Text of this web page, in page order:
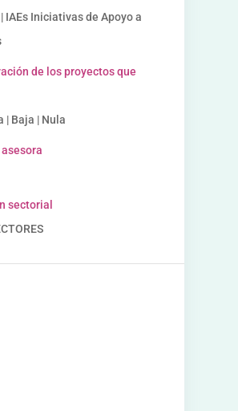
| IAEs Iniciativas de Apoyo a
de los proyectos que
| Baja | Nula
sectorial